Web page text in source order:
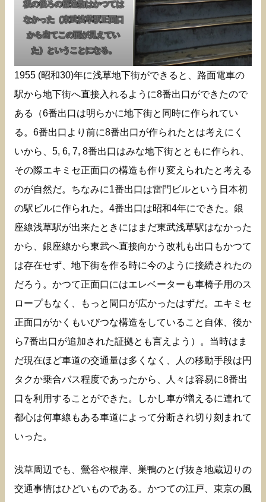
板の後ろの構造物はかつては
なかった（東武浅草駅正面口
から出てこの面が見えてい
た）ということになる。
1955 (昭和30)年に浅草地下街ができると、路面電車の
駅から地下街へ直接入れるように8番出口ができたので
ある（6番出口は明らかに地下街と同時に作られてい
る。6番出口より前に8番出口が作られたとは考えにく
いから、5, 6, 7, 8番出口はみな地下街とともに作られ、
その際エキミセ正面口の構造も作り変えられたと考える
のが自然だ。ちなみに1番出口は雷門ビルという日本初
の駅ビルに作られた。4番出口は昭和4年にできた。銀
座線浅草駅が出来たときにはまだ東武浅草駅はなかった
から、銀座線から東武へ直接向かう改札も出口もかつて
は存在せず、地下街を作る時に今のように接続されたの
だろう。かつて正面口にはエレベーターも車椅子用のス
ロープもなく、もっと間口が広かったはずだ。エキミセ
正面口がかくもいびつな構造をしていること自体、後か
ら7番出口が追加された証拠とも言えよう）。当時はま
だ現在ほど車道の交通量は多くなく、人の移動手段は円
タクか乗合バス程度であったから、人々は容易に8番出
口を利用することができた。しかし車が増えるに連れて
都心は何車線もある車道によって分断され切り刻まれて
いった。
浅草周辺でも、鶯谷や根岸、巣鴨のとげ抜き地蔵辺りの
交通事情はひどいものである。かつての江戸、東京の風